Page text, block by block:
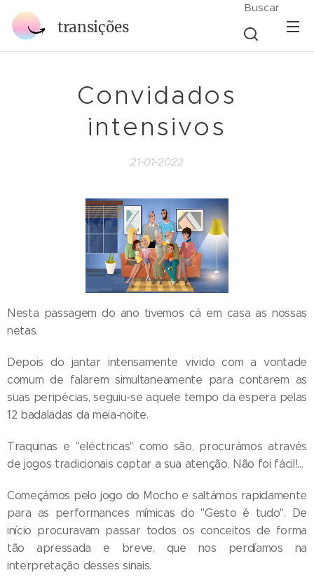
transições
Buscar
Convidados
intensivos
21-01-2022
Nesta passagem do ano tivemos cá em casa as nossas
netas.
Depois do jantar intensamente vivido com a vontade
comum de falarem simultaneamente para contarem as
suas peripécias, seguiu-se aquele tempo da espera pelas
12 badaladas da meia-noite.
Traquinas e "eléctricas" como são, procurámos através
de jogos tradicionais captar a sua atenção. Não foi fácil!...
Começámos pelo jogo do Mocho e saltámos rapidamente
para as performances mímicas do "Gesto é tudo". De
início procuravam passar todos os conceitos de forma
tão apressada e breve, que nos perdíamos na
interpretação desses sinais.